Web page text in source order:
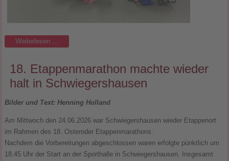
Weiterlesen ...
18. Etappenmarathon machte wieder
halt in Schwiegershausen
Bilder und Text: Henning Holland
Am Mittwoch den 24.06.2026 war Schwiegershausen wieder Etappenort
im Rahmen des 18. Osteroder Etappenmarathons.
Nachdem die Vorbereitungen abgeschlossen waren erfolgte pünktlich um
18.45 Uhr der Start an der Sporthalle in Schwiegershausen. Insgesamt